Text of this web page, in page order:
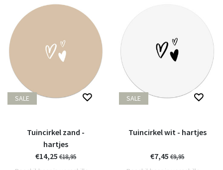
SALE
Tuincirkel zand -
hartjes
€14,25 €18,95
SALE
Tuincirkel wit - hartjes
€7,45 €9,95